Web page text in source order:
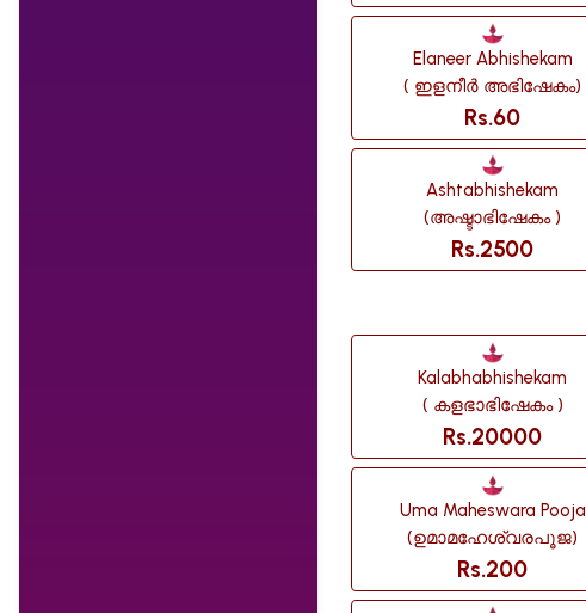
Elaneer Abhishekam
( ഇളനീർ അഭിഷേകം)
Rs.60
Ashtabhishekam
(അഷ്ടാഭിഷേകം )
Rs.2500
Kalabhabhishekam
( കളഭാഭിഷേകം )
Rs.20000
Uma Maheswara Pooja
(ഉമാമഹേശ്വരപൂജ)
Rs.200